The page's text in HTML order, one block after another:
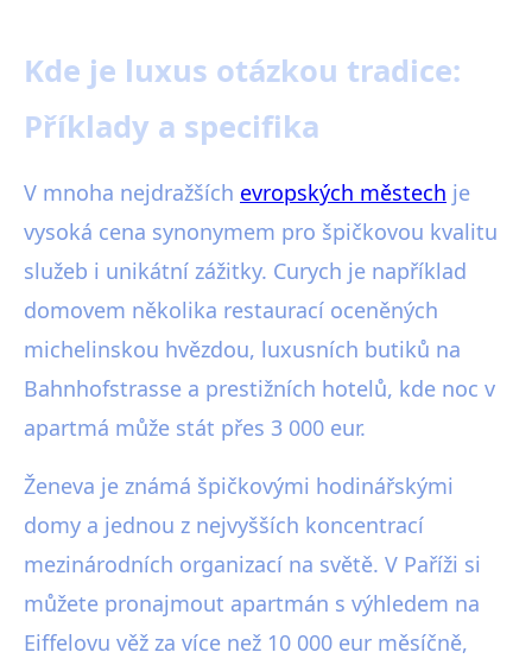
Kde je luxus otázkou tradice:
Příklady a specifika
V mnoha nejdražších evropských městech je
vysoká cena synonymem pro špičkovou kvalitu
služeb i unikátní zážitky. Curych je například
domovem několika restaurací oceněných
michelinskou hvězdou, luxusních butiků na
Bahnhofstrasse a prestižních hotelů, kde noc v
apartmá může stát přes 3 000 eur.
Ženeva je známá špičkovými hodinářskými
domy a jednou z nejvyšších koncentrací
mezinárodních organizací na světě. V Paříži si
můžete pronajmout apartmán s výhledem na
Eiffelovu věž za více než 10 000 eur měsíčně,